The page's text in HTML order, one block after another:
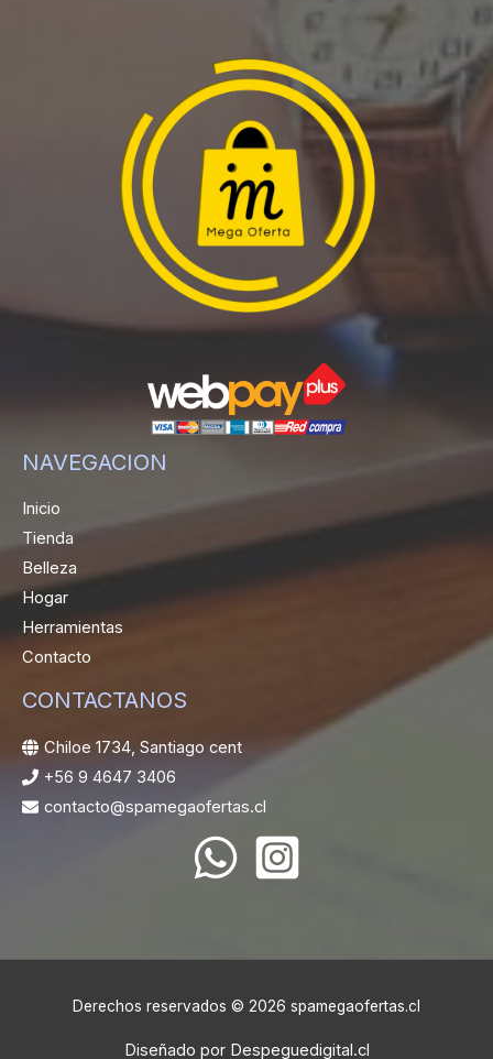
NAVEGACION
Inicio
Tienda
Belleza
Hogar
Herramientas
Contacto
CONTACTANOS
Chiloe 1734, Santiago cent
+56 9 4647 3406
contacto@spamegaofertas.cl
Derechos reservados © 2026 spamegaofertas.cl
Diseñado por Despeguedigital.cl